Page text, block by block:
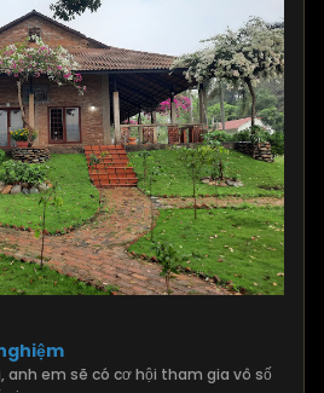
anh em sẽ có cơ hội tham gia vô số